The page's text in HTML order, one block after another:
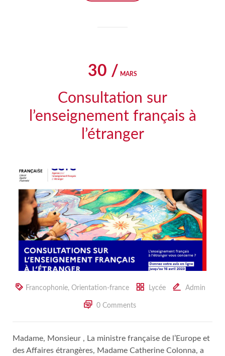
30 / MARS
Consultation sur
l’enseignement français à
l’étranger
Francophonie, Orientation-france Lycée Admin
0 Comments
Madame, Monsieur , La ministre française de l’Europe et
des Affaires étrangères, Madame Catherine Colonna, a